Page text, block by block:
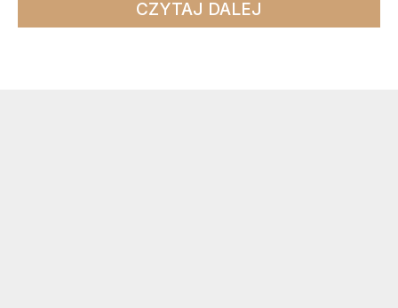
CZYTAJ DALEJ